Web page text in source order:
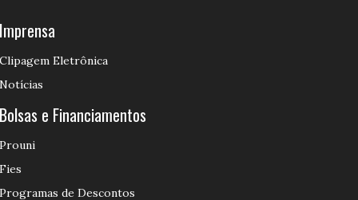
Imprensa
Clipagem Eletrônica
Notícias
Bolsas e Financiamentos
Prouni
Fies
Programas de Descontos